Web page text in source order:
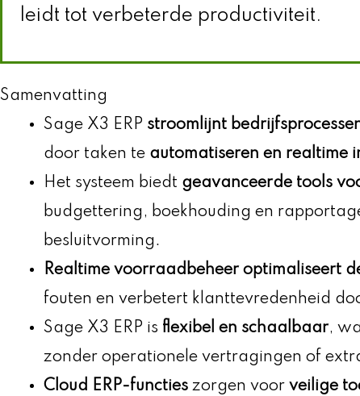
leidt tot verbeterde productiviteit.
Samenvatting
Sage X3 ERP stroomlijnt
door taken te automatiseren en realtime
Het systeem biedt geavanceerde tools
budgettering, boekhouding en
besluitvorming.
Realtime voorraadbeheer optimaliseert
fouten en verbetert klanttevredenheid
Sage X3 ERP is flexibel en schaalbaar,
zonder operationele vertragingen of
Cloud ERP-functies zorgen voor veilige